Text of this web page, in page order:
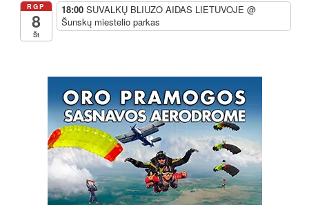
RGP
8
Št
18:00 SUVALKŲ BLIUZO AIDAS LIETUVOJE @
Šunskų miestelio parkas